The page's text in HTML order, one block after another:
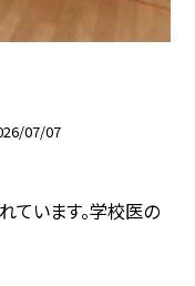
07/07
ています。学校医の